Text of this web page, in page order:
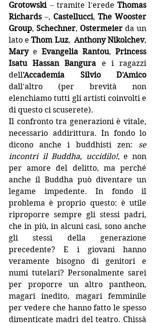
Grotowski – tramite l'erede Thomas
Richards –, Castellucci, The Wooster
Group, Schechner, Ostermeier da un
lato e Thom Luz, Anthony Nikolchev
Mary e Evangelia Rantou, Princess
Isatu Hassan Bangura e i ragazzi
dell'Accademia Silvio D'Amico
dall'altro (per brevità non
elenchiamo tutti gli artisti coinvolti e
di questo ci scuserete).
Il confronto tra generazioni è vitale,
necessario addirittura. In fondo lo
dicono anche i buddhisti zen: se
incontri il Buddha, uccidilo!, e non
per amore del delitto, ma perché
anche il Buddha può diventare un
legame impedente. In fondo il
problema è proprio questo: è utile
riproporre sempre gli stessi padri,
che in più, in alcuni casi, sono anche
gli stessi della generazione
precedente? E i giovani hanno
veramente bisogno di genitori e
numi tutelari? Personalmente sarei
per proporre un altro pantheon,
magari inedito, magari femminile
per vedere che hanno fatto le spesso
dimenticate madri del teatro. Chissà